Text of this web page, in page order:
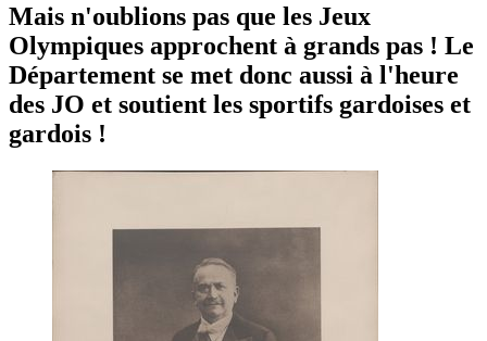
Mais n'oublions pas que les Jeux
Olympiques approchent à grands pas ! Le
Département se met donc aussi à l'heure
des JO et soutient les sportifs gardoises et
gardois !